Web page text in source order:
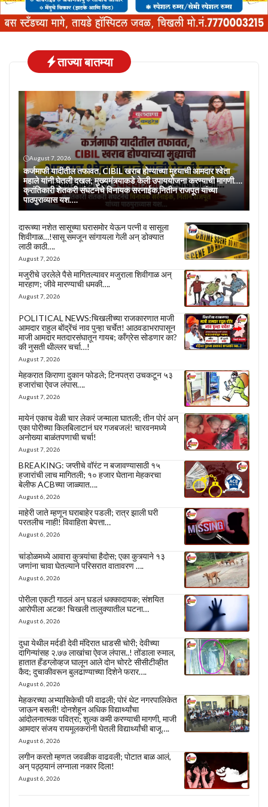
ताज्या बातम्या
August 7, 2026
कर्जमाफी यादीतील तफावत, CIBIL खराब होण्याच्या मुद्द्याची आमदार श्वेता
महाले यांनी घेतली दखल; मुख्यमंत्र्याकडे केली उपाययोजना करण्याची मागणी….
क्रांतिकारी शेतकरी संघटनेचे विनायक सरनाईक,नितीन राजपूत यांच्या
पाठपुराव्यास यश….
दारूच्या नशेत सासूच्या घरासमोर येऊन पत्नी व सासूला
शिवीगाळ…!सासू समजून सांगायला गेली अन् डोक्यात
लाठी काठी….
August 7, 2026
मजुरीचे उरलेले पैसे मागितल्यावर मजुराला शिवीगाळ अन्
मारहाण; जीवे मारण्याची धमकी….
August 7, 2026
POLITICAL NEWS:चिखलीच्या राजकारणात माजी
आमदार राहुल बोंद्रेंचं नाव पुन्हा चर्चेत! आठवडाभरापासून
माजी आमदार मतदारसंघातून गायब; काँग्रेस सोडणार का?
की नुसती थील्लर चर्चा…!
August 7, 2026
मेहकरात किराणा दुकान फोडले; टिनपत्रा उचकटून ५३
हजारांचा ऐवज लंपास….
August 7, 2026
मायेनं एकाच वेळी चार लेकरं जन्माला घातली; तीन पोरं अन्
एका पोरीच्या किलबिलाटानं घर गजबजलं! चारवनमध्ये
अनोख्या बाळंतपणाची चर्चा!
August 7, 2026
BREAKING: जप्तीचे वॉरंट न बजावण्यासाठी १५
हजारांची लाच मागितली; १० हजार घेताना मेहकरचा
बेलीफ ACBच्या जाळ्यात….
August 6, 2026
माहेरी जाते म्हणून घराबाहेर पडली; रात्र झाली घरी
परतलीच नाही! विवाहिता बेपत्ता…
August 6, 2026
चांडोळमध्ये आवारा कुत्र्यांचा हैदोस; एका कुत्र्याने १३
जणांना चावा घेतल्याने परिसरात वातावरण ….
August 6, 2026
पोरीला एकटी गाठलं अन् घडलं धक्कादायक; संशयित
आरोपीला अटक! चिखली तालुक्यातील घटना…
August 6, 2026
दुधा येथील मर्दडी देवी मंदिरात धाडसी चोरी; देवीच्या
दागिन्यांसह २.७७ लाखांचा ऐवज लंपास..! तोंडाला रुमाल,
हातात हँडग्लोव्हज घालून आले दोन चोरटे सीसीटीव्हीत
कैद; दुचाकीवरून बुलढाण्याच्या दिशेने फरार….
August 6, 2026
मेहकरच्या अभ्यासिकेची फी वाढली; पोरं थेट नगरपालिकेत
जाऊन बसली! दोनशेहून अधिक विद्यार्थ्यांचा
आंदोलनात्मक पवित्रा; शुल्क कमी करण्याची मागणी, माजी
आमदार संजय रायमूलकरांनी घेतली विद्यार्थ्यांची बाजू….
August 6, 2026
लगीन करतो म्हणत जवळीक वाढवली; पोटात बाळ आलं,
अन् पठ्ठ्यानं लग्नाला नकार दिला!
August 6, 2026